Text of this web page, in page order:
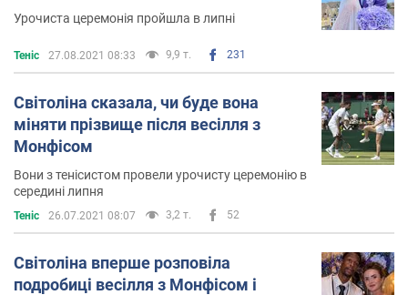
Урочиста церемонія пройшла в липні
Теніс 27.08.2021 08:33 9,9 т. 231
Світоліна сказала, чи буде вона
міняти прізвище після весілля з
Монфісом
Вони з тенісистом провели урочисту церемонію в
середині липня
Теніс 26.07.2021 08:07 3,2 т. 52
Світоліна вперше розповіла
подробиці весілля з Монфісом і